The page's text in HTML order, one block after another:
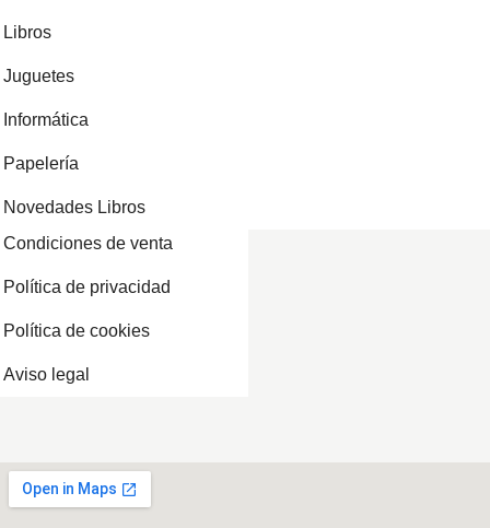
Libros
Juguetes
Informática
Papelería
Novedades Libros
Condiciones de venta
Política de privacidad
Política de cookies
Aviso legal